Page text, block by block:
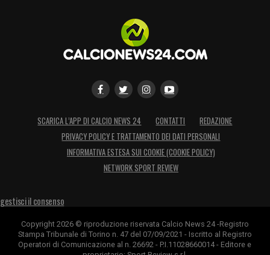
SCARICA L’APP DI CALCIO NEWS 24 CONTATTI
REDAZIONE
PRIVACY POLICY E TRATTAMENTO DEI DATI PERSONALI
INFORMATIVA ESTESA SUI COOKIE (COOKIE POLICY)
NETWORK SPORT REVIEW
gestisci il consenso
Copyright 2026 © riproduzione riservata Calcio News 24 -Registro
Stampa Tribunale di Torino n. 47 del 07/09/2021 - Iscritto al Registro
Operatori di Comunicazione al n. 26692 - P.I.11028660014 - Editore e